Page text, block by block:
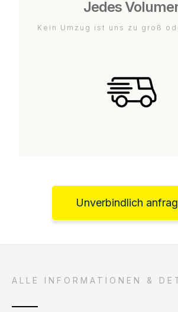
Jedes
Kein Umzug ist uns zu groß
Unverbindlich
ALLE INFORMATIONEN &